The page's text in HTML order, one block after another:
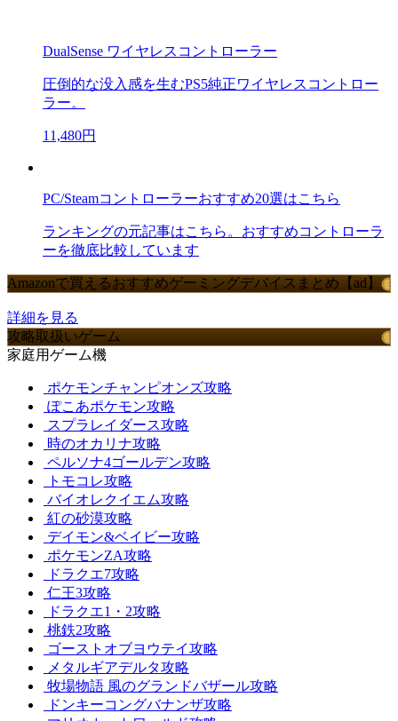
DualSense ワイヤレスコントローラー
圧倒的な没入感を生むPS5純正ワイヤレスコントロー
ラー。
11,480円
PC/Steamコントローラーおすすめ20選はこちら
ランキングの元記事はこちら。おすすめコントローラ
ーを徹底比較しています
Amazonで買えるおすすめゲーミングデバイスまとめ【ad】
詳細を見る
攻略取扱いゲーム
家庭用ゲーム機
ポケモンチャンピオンズ攻略
ぽこあポケモン攻略
スプラレイダース攻略
時のオカリナ攻略
ペルソナ4ゴールデン攻略
トモコレ攻略
バイオレクイエム攻略
紅の砂漠攻略
デイモン&ベイビー攻略
ポケモンZA攻略
ドラクエ7攻略
仁王3攻略
ドラクエ1・2攻略
桃鉄2攻略
ゴーストオブヨウテイ攻略
メタルギアデルタ攻略
牧場物語 風のグランドバザール攻略
ドンキーコングバナンザ攻略